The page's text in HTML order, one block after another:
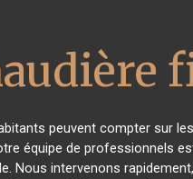
peuvent compter sur
équipe de professionnels
Nous intervenons